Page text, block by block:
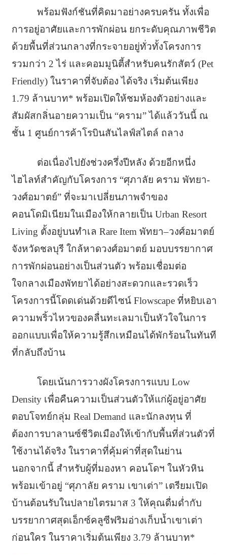
พร้อมฟังก์ชันที่คิดมาอย่างครบครัน ทั้งเพื่อ
การอยู่อาศัยและการพักผ่อน ยกระดับคุณภาพชีวิต
ด้วยพื้นที่ส่วนกลางที่กระจายอยู่ทั่วทั้งโครงการ
รวมกว่า 2 ไร่ และคอมมูนิตี้สำหรับคนรักสัตว์ (Pet
Friendly) ในราคาที่จับต้อง ได้จริง เริ่มต้นเพียง
1.79 ล้านบาท* พร้อมเปิดให้ชมห้องตัวอย่างและ
สัมผัสกลิ่นอายความเป็น “คราม” ได้แล้ววันนี้ ณ
ชั้น 1 ศูนย์การค้าโรบินสันไลฟ์สไตล์ ถลาง
ต่อเนื่องไปยังช่วงครึ่งปีหลัง ด้วยอีกหนึ่ง
ไฮไลท์สำคัญกับโครงการ “ศุภาลัย คราม พัทยา-
วงศ์อมาตย์” ที่จะมาเปลี่ยนภาพจำของ
คอนโดมิเนียมในเมืองให้กลายเป็น Urban Resort
Living ตั้งอยู่บนทำเล Rare Item พัทยา–วงศ์อมาตย์
จังหวัดชลบุรี ใกล้หาดวงศ์อมาตย์ มอบบรรยากาศ
การพักผ่อนอย่างเป็นส่วนตัว พร้อมเชื่อมต่อ
ใจกลางเมืองพัทยาได้อย่างสะดวกและรวดเร็ว
โครงการนี้โดดเด่นด้วยดีไซน์ Flowscape ที่หยิบเอา
ความพริ้วไหวของคลื่นทะเลมาเป็นหัวใจในการ
ออกแบบเพื่อให้ความรู้สึกเหมือนได้พักร้อนในทันที
ที่กลับถึงบ้าน
โดยเน้นการวางผังโครงการแบบ Low
Density เพื่อคืนความเป็นส่วนตัวให้แก่ผู้อยู่อาศัย
ตอบโจทย์กลุ่ม Real Demand และนักลงทุน ที่
ต้องการบาลานซ์ชีวิตเมืองให้เข้ากับพื้นที่ส่วนตัวที่
ใช้งานได้จริง ในราคาที่คุ้มค่าที่สุดในย่าน
นอกจากนี้ สำหรับผู้ที่มองหา คอนโดฯ ในหัวหิน
พร้อมเข้าอยู่ “ศุภาลัย คราม เขาเต่า” เตรียมเปิด
บ้านต้อนรับในปลายไตรมาส 3 ให้คุณดื่มด่ำกับ
บรรยากาศสุดเอ็กซ์คลูซีฟริมอ่างเก็บน้ำเขาเต่า
ก่อนใคร ในราคาเริ่มต้นเพียง 3.79 ล้านบาท*